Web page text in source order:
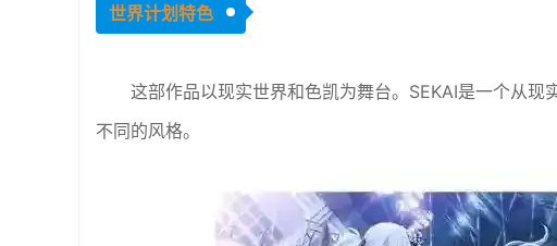
世界计划特色
这部作品以现实世界和色凯为舞台。SEKAI是一个从
不同的风格。